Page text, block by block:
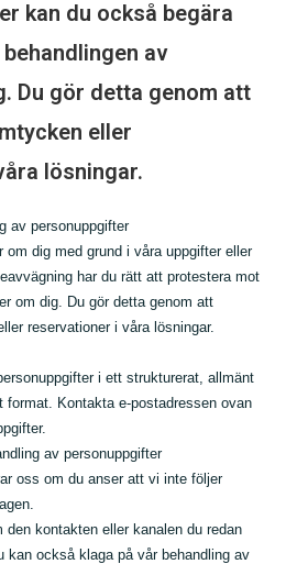
kan du också begära
av
Du gör detta genom att
eller
lösningar.
av personuppgifter
om dig med grund i våra uppgifter eller
har du rätt att protestera mot
om dig. Du gör detta genom att
reservationer i våra lösningar.
i ett strukturerat, allmänt
format. Kontakta e-postadressen ovan
av personuppgifter
oss om du anser att vi inte följer
den kontakten eller kanalen du redan
kan också klaga på vår behandling av